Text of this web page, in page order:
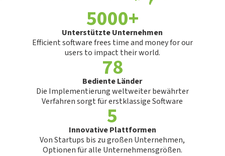
5000+
Unterstützte Unternehmen
Efficient software frees time and money for our
users to impact their world.
78
Bediente Länder
Die Implementierung weltweiter bewährter
Verfahren sorgt für erstklassige Software
5
Innovative Plattformen
Von Startups bis zu großen Unternehmen,
Optionen für alle Unternehmensgrößen.